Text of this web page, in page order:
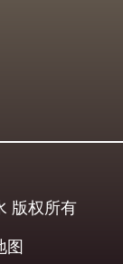
版权所有
图